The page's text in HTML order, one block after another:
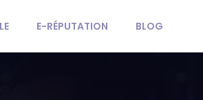
E-RÉPUTATION BLOG